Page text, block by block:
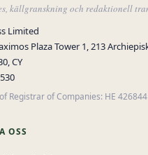
källgranskning och redaktionell
Limited
Plaza Tower 1, 213
CY
Registrar of Companies: HE 426844
OSS